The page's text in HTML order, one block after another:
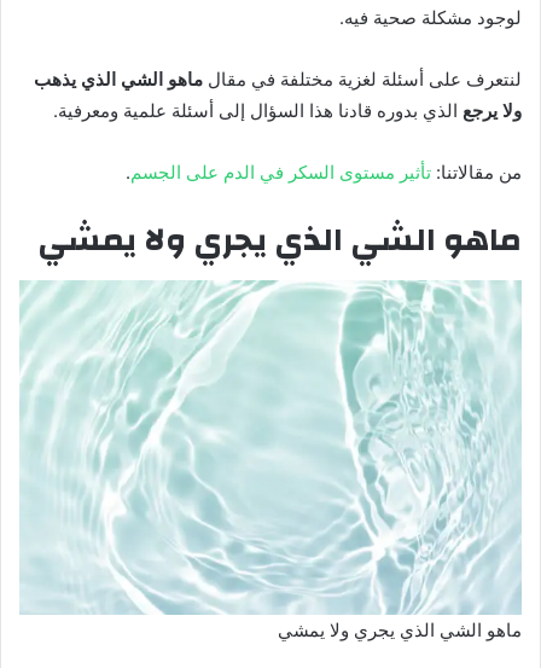
لوجود مشكلة صحية فيه.
لنتعرف على أسئلة لغزية مختلفة في مقال ماهو الشي الذي يذهب
ولا يرجع الذي بدوره قادنا هذا السؤال إلى أسئلة علمية ومعرفية.
من مقالاتنا: تأثير مستوى السكر في الدم على الجسم.
ماهو الشي الذي يجري ولا يمشي
ماهو الشي الذي يجري ولا يمشي